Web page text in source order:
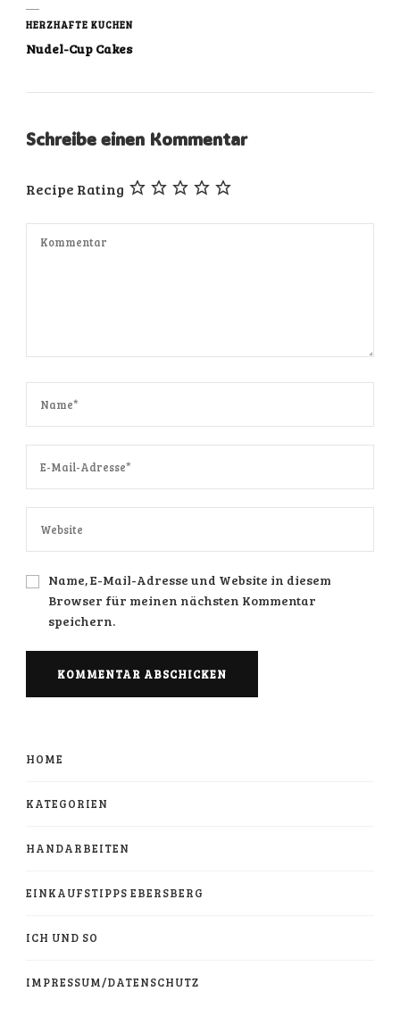
HERZHAFTE KUCHEN
Nudel-Cup Cakes
Schreibe einen Kommentar
Recipe Rating
Name, E-Mail-Adresse und Website in diesem
Browser für meinen nächsten Kommentar
speichern.
HOME
KATEGORIEN
HANDARBEITEN
EINKAUFSTIPPS EBERSBERG
ICH UND SO
IMPRESSUM/DATENSCHUTZ